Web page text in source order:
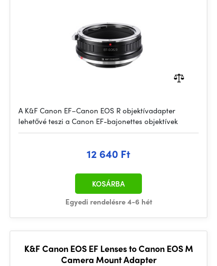
A K&F Canon EF–Canon EOS R objektívadapter
lehetővé teszi a Canon EF-bajonettes objektívek
12 640 Ft
Egyedi rendelésre 4-6 hét
KOSÁRBA
K&F Canon EOS EF Lenses to Canon EOS M
Camera Mount Adapter